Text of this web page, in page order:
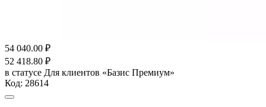
54 040.00 ₽
52 418.80 ₽
в статусе Для клиентов «Базис Премиум»
Код: 28614